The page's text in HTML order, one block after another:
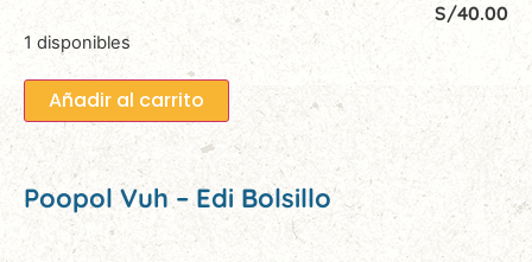
S/40.00
1 disponibles
Añadir al carrito
Poopol Vuh – Edi Bolsillo